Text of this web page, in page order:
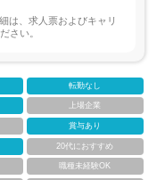
は、求人票およびキャリ
さい。
転勤なし
上場企業
賞与あり
20代におすすめ
職種未経験OK